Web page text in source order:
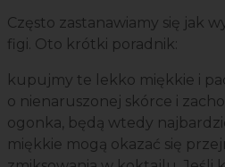
Często zastanawiamy się jak
figi. Oto krótki poradnik:
kupujmy te lekko miękkie i
o nienaruszonej skórce i
ogonka, będą wtedy
miękkie mogą okazać się